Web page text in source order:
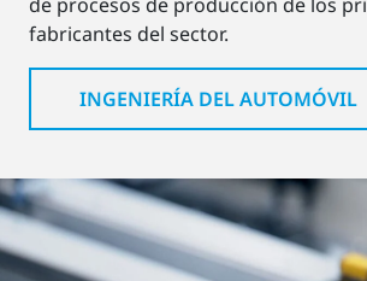
fabricantes del sector.
INGENIERÍA DEL AUTOMÓVIL